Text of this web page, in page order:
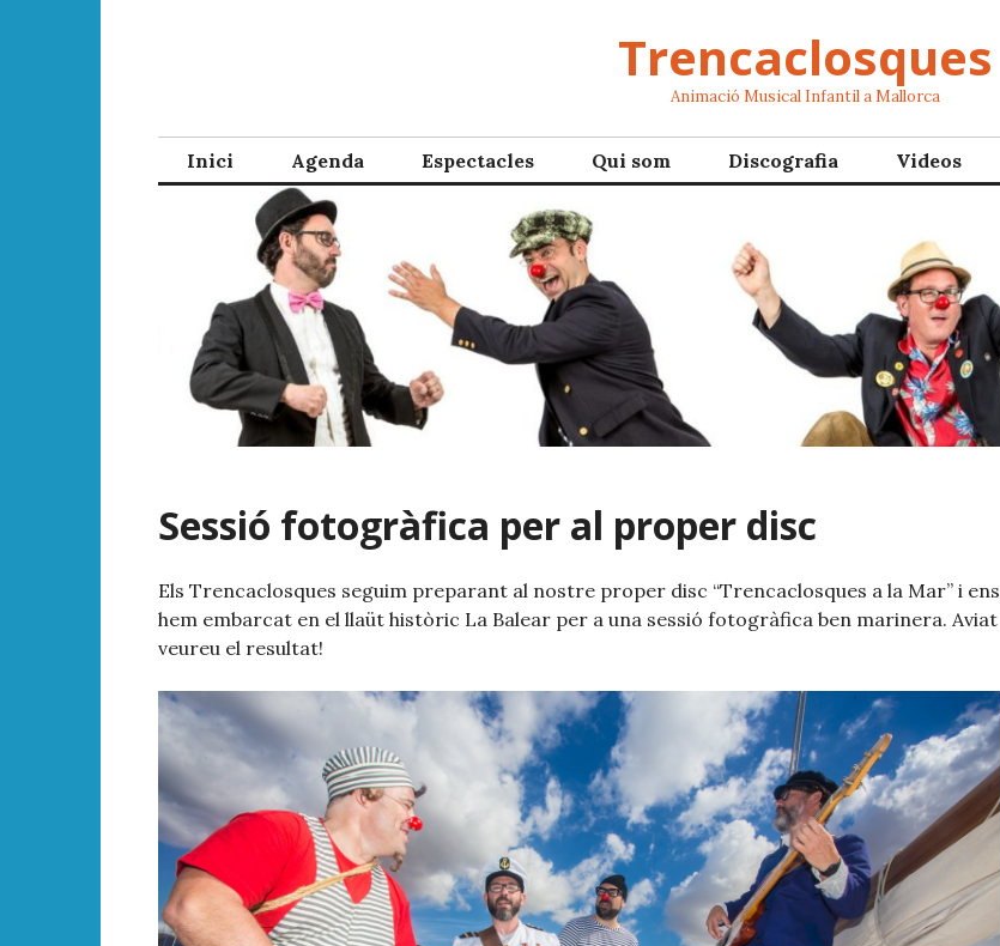
Trencaclosques
Animació Musical Infantil a Mallorca
Inici Agenda Espectacles Qui som Discografia Videos
Sessió fotogràfica per al proper disc
Els Trencaclosques seguim preparant al nostre proper disc “Trencaclosques a la Mar” i ens
hem embarcat en el llaüt històric La Balear per a una sessió fotogràfica ben marinera. Aviat
veureu el resultat!